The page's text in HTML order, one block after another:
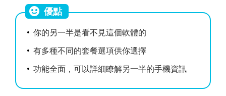
優點
你的另一半是看不見這個軟體的
有多種不同的套餐選項供你選擇
功能全面，可以詳細瞭解另一半的手機資訊